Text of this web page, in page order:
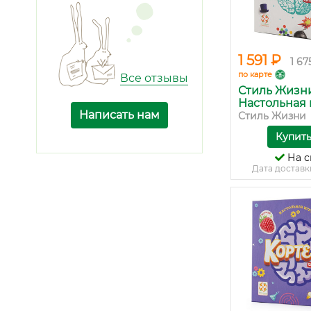
Все отзывы
Написать нам
1 591 ₽ 1
по карте
Стиль
Настольная
Стиль Жизни
Купить
На
Дата